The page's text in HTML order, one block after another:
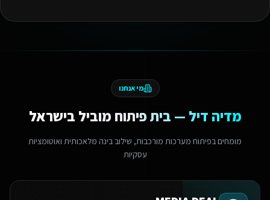
מי אנחנו
מדיה דיל — בית פיתוח מוביל בישראל
מומחים בפיתוח מערכות מורכבות, שילוב בינה מלאכותית ואוטומציות
עסקיות